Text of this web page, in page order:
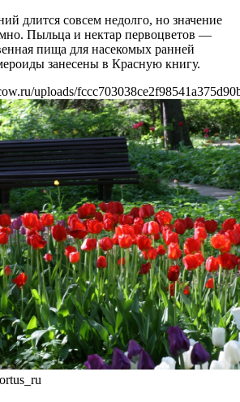
длится совсем недолго, но значение
Пыльца и нектар первоцветов —
пища для насекомых ранней
занесены в Красную книгу.
uploads/